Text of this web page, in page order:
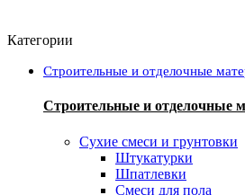
Категории
Строительные и отделочные
Строительные и отделочные
Сухие смеси и грунтовки
Штукатурки
Шпатлевки
Смеси для пола